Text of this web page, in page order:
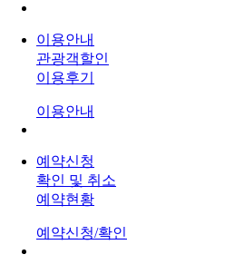
이용안내
관광객할인
이용후기
이용안내
예약신청
확인 및 취소
예약현황
예약신청/확인